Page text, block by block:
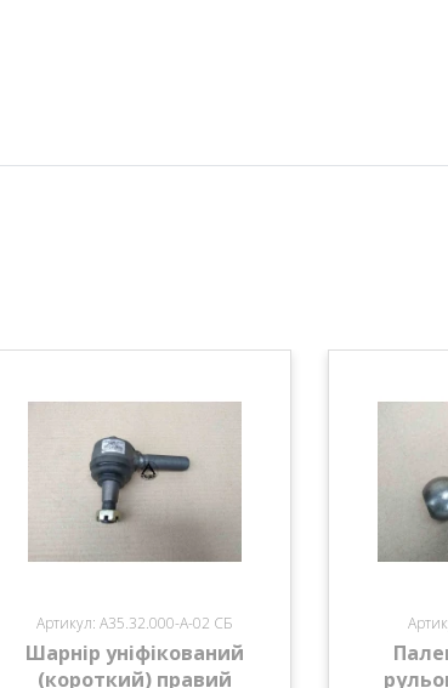
Артикул: А35.32.000-А-02 СБ
Шарнір уніфікований
(короткий) правий